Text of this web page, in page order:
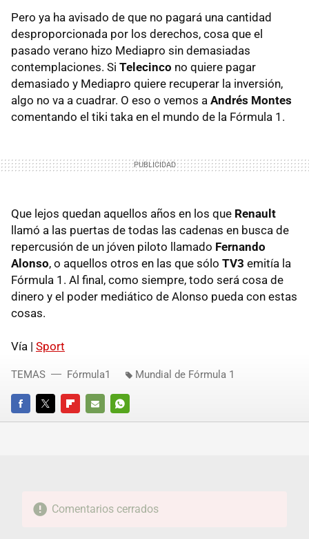
Pero ya ha avisado de que no pagará una cantidad
desproporcionada por los derechos, cosa que el
pasado verano hizo Mediapro sin demasiadas
contemplaciones. Si Telecinco no quiere pagar
demasiado y Mediapro quiere recuperar la inversión,
algo no va a cuadrar. O eso o vemos a Andrés Montes
comentando el tiki taka en el mundo de la Fórmula 1.
Que lejos quedan aquellos años en los que Renault
llamó a las puertas de todas las cadenas en busca de
repercusión de un jóven piloto llamado Fernando
Alonso, o aquellos otros en las que sólo TV3 emitía la
Fórmula 1. Al final, como siempre, todo será cosa de
dinero y el poder mediático de Alonso pueda con estas
cosas.
Vía | Sport
FACEBOOKTWITTERFLIPBOARD
E-
WHATSAPP
TEMAS Fórmula1 Mundial de Fórmula 1
Comentarios cerrados